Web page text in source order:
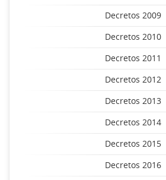
Decretos 2009
Decretos 2010
Decretos 2011
Decretos 2012
Decretos 2013
Decretos 2014
Decretos 2015
Decretos 2016